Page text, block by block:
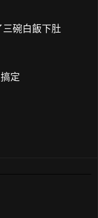
碗白飯下肚
定